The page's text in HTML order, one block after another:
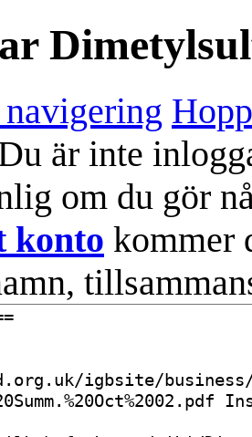
är inte
om du gör
konto kommer